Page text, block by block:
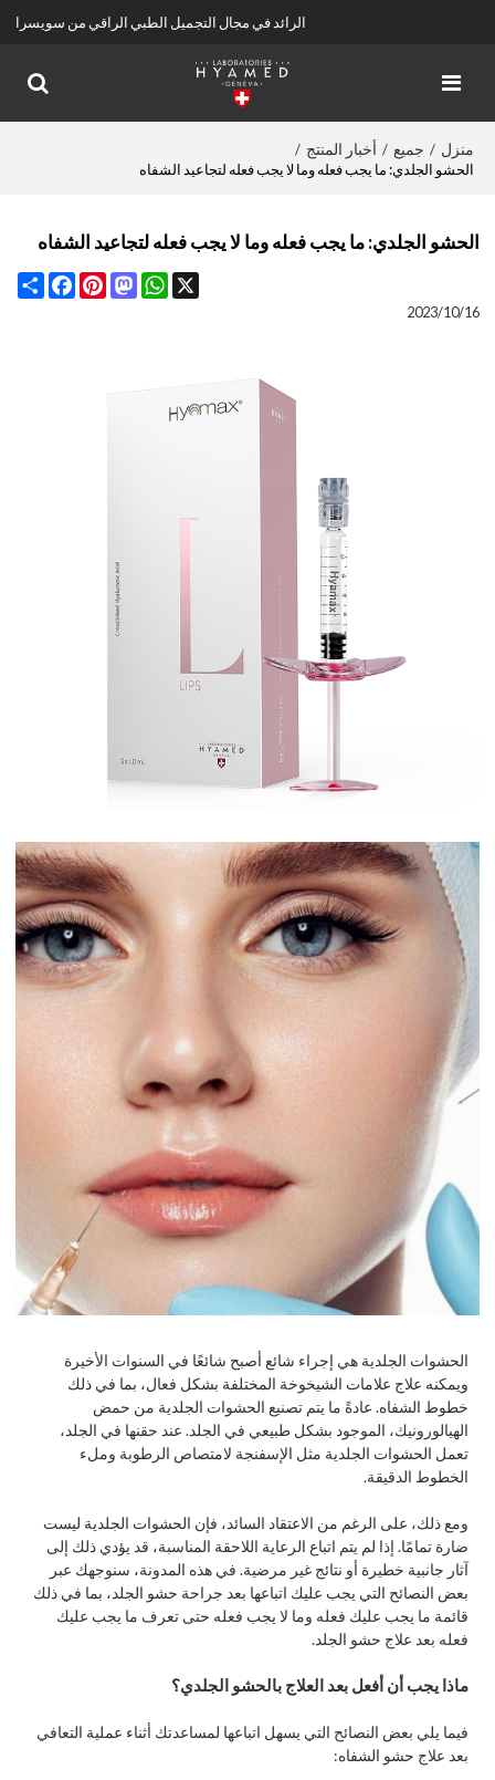
الرائد في مجال التجميل الطبي الراقي من سويسرا
منزل / جميع / أخبار المنتج /
الحشو الجلدي: ما يجب فعله وما لا يجب فعله لتجاعيد الشفاه
الحشو الجلدي: ما يجب فعله وما لا يجب فعله لتجاعيد الشفاه
Share
FacebookPinterestMastodon
WhatsApp
X
2023/10/16
الحشوات الجلدية هي إجراء شائع أصبح شائعًا في السنوات الأخيرة
ويمكنه علاج علامات الشيخوخة المختلفة بشكل فعال، بما في ذلك
خطوط الشفاه. عادةً ما يتم تصنيع الحشوات الجلدية من حمض
الهيالورونيك، الموجود بشكل طبيعي في الجلد. عند حقنها في الجلد،
تعمل الحشوات الجلدية مثل الإسفنجة لامتصاص الرطوبة وملء
الخطوط الدقيقة.
ومع ذلك، على الرغم من الاعتقاد السائد، فإن الحشوات الجلدية ليست
ضارة تمامًا. إذا لم يتم اتباع الرعاية اللاحقة المناسبة، قد يؤدي ذلك إلى
آثار جانبية خطيرة أو نتائج غير مرضية. في هذه المدونة، سنوجهك عبر
بعض النصائح التي يجب عليك اتباعها بعد جراحة حشو الجلد، بما في ذلك
قائمة ما يجب عليك فعله وما لا يجب فعله حتى تعرف ما يجب عليك
فعله بعد علاج حشو الجلد.
ماذا يجب أن أفعل بعد العلاج بالحشو الجلدي؟
فيما يلي بعض النصائح التي يسهل اتباعها لمساعدتك أثناء عملية التعافي
بعد علاج حشو الشفاه: